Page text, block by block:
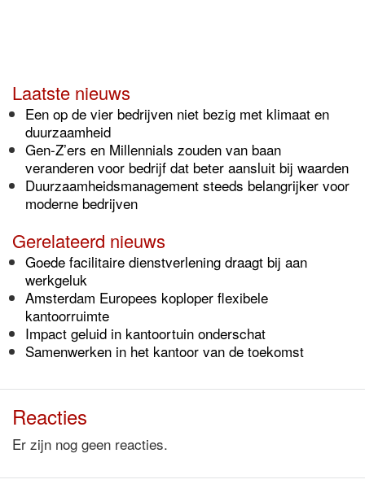
Laatste nieuws
Een op de vier bedrijven niet bezig met klimaat en
duurzaamheid
Gen-Z’ers en Millennials zouden van baan
veranderen voor bedrijf dat beter aansluit bij waarden
Duurzaamheidsmanagement steeds belangrijker voor
moderne bedrijven
Gerelateerd nieuws
Goede facilitaire dienstverlening draagt bij aan
werkgeluk
Amsterdam Europees koploper flexibele
kantoorruimte
Impact geluid in kantoortuin onderschat
Samenwerken in het kantoor van de toekomst
Reacties
Er zijn nog geen reacties.